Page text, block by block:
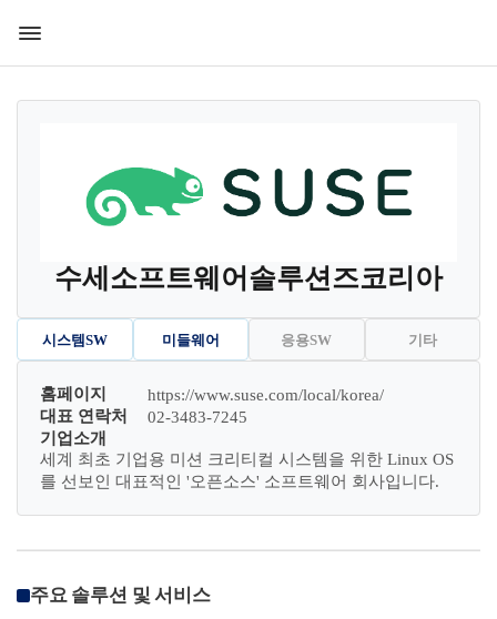
수세소프트웨어솔루션즈코리아
시스템SW 미들웨어 응용SW 기타
홈페이지
https://www.suse.com/local/korea/
대표 연락처
02-3483-7245
기업소개
세계 최초 기업용 미션 크리티컬 시스템을 위한 Linux OS
를 선보인 대표적인 '오픈소스' 소프트웨어 회사입니다.
주요 솔루션 및 서비스